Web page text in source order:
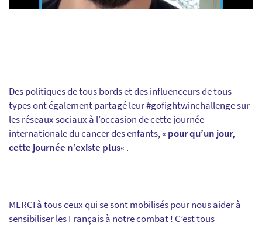
Des politiques de tous bords et des influenceurs de tous
types ont également partagé leur #gofightwinchallenge sur
les réseaux sociaux à l’occasion de cette journée
internationale du cancer des enfants, «pour qu’un jour,
cette journée n’existe plus« .
MERCI à tous ceux qui se sont mobilisés pour nous aider à
sensibiliser les Français à notre combat ! C’est tous